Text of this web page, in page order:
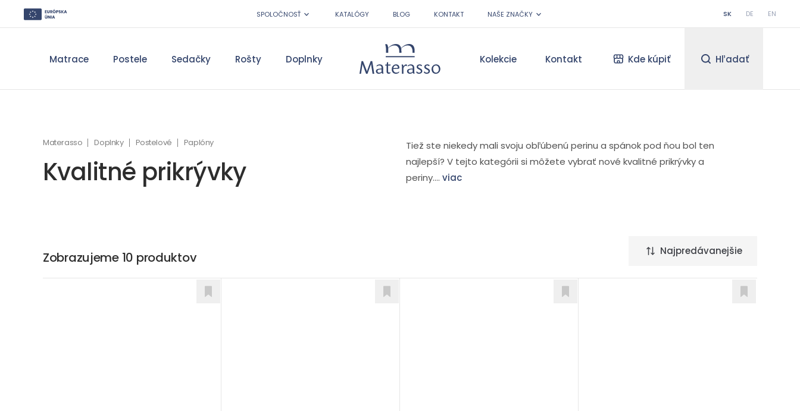
SPOLOČNOSŤ KATALÓGY BLOG KONTAKT NAŠE ZNAČKY SK DE EN
Materasso Kolekcie Kontakt Kde kúpiť Hľadať
Matrace Postele Sedačky Rošty Doplnky
Materasso Doplnky Postelové Paplóny
Kvalitné prikrývky
Tiež ste niekedy mali svoju obľúbenú perinu a spánok pod ňou bol ten
najlepší? V tejto kategórii si môžete vybrať nové kvalitné prikrývky a
periny.... viac
Zobrazujeme 10 produktov Najpredávanejšie